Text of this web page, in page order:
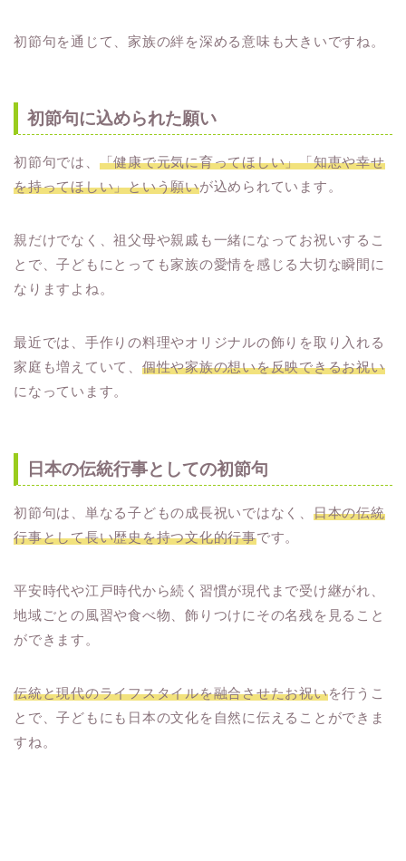
初節句を通じて、家族の絆を深める意味も大きいですね。
初節句に込められた願い
初節句では、 「健康で元気に育ってほしい」「知恵や幸せ
を持ってほしい」という願いが込められています。
親だけでなく、祖父母や親戚も一緒になってお祝いするこ
とで、子どもにとっても家族の愛情を感じる大切な瞬間に
なりますよね。
最近では、手作りの料理やオリジナルの飾りを取り入れる
家庭も増えていて、 個性や家族の想いを反映できるお祝い
になっています。
日本の伝統行事としての初節句
初節句は、単なる子どもの成長祝いではなく、 日本の伝統
行事として長い歴史を持つ文化的行事です。
平安時代や江戸時代から続く習慣が現代まで受け継がれ、
地域ごとの風習や食べ物、飾りつけにその名残を見ること
ができます。
伝統と現代のライフスタイルを融合させたお祝いを行うこ
とで、子どもにも日本の文化を自然に伝えることができま
すね。